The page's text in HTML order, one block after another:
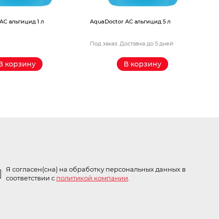
альгицид 1 л
корзину
AquaDoctor AС альгицид 5 л
Под заказ. Доставка до 5 дней
В корзину
Я согласен(сна) на обработку персональных данных в
соответствии с политикой компании.